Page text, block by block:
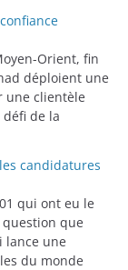
Orient, fin
déploient une
une clientèle
de la
candidatures
qui ont eu le
question que
lance une
du monde